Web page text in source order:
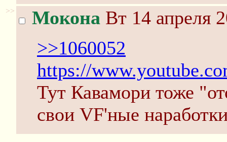
>> Мокона Вт 14 апреля
>>1060052
https://
Тут Кавамори тоже
свои VF'ные